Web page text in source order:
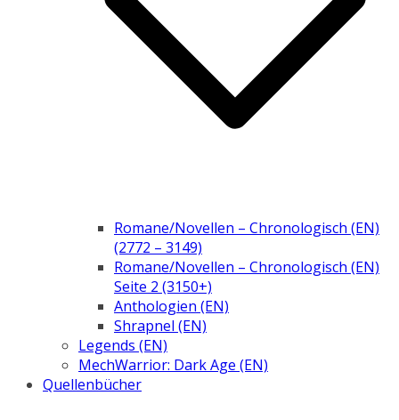
Romane/Novellen – Chronologisch (EN)
(2772 – 3149)
Romane/Novellen – Chronologisch (EN)
Seite 2 (3150+)
Anthologien (EN)
Shrapnel (EN)
Legends (EN)
MechWarrior: Dark Age (EN)
Quellenbücher